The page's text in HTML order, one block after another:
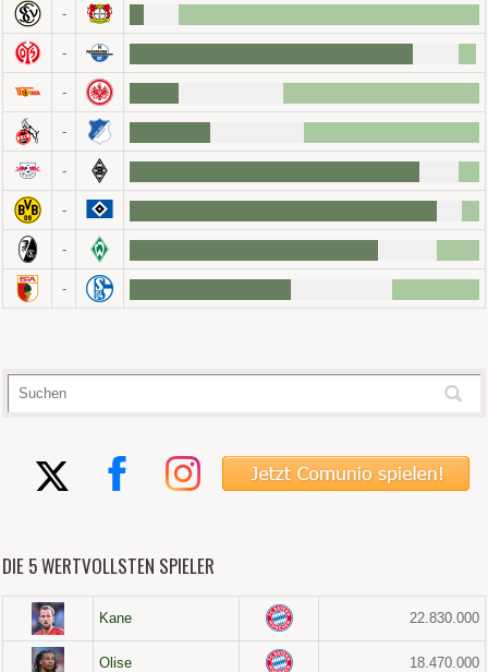
-
-
-
-
-
-
-
-
DIE 5 WERTVOLLSTEN SPIELER
Kane 22.830.000
Olise 18.470.000